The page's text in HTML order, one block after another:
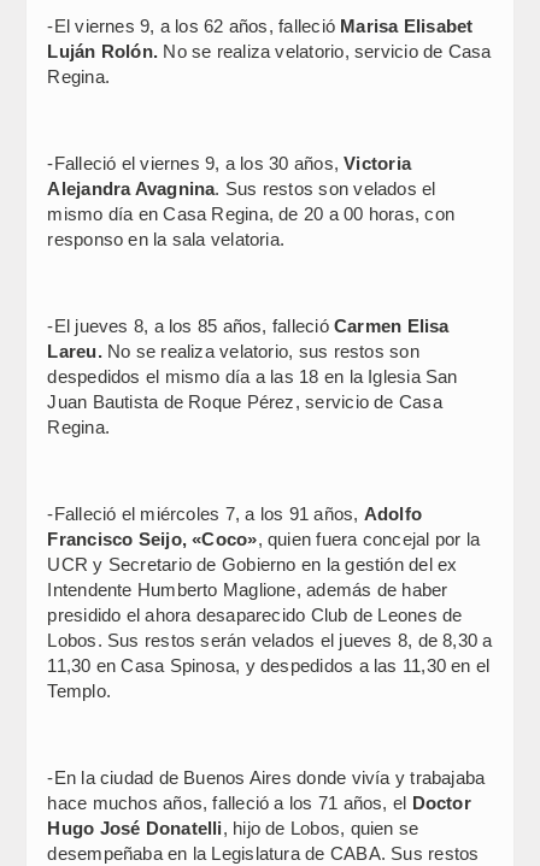
-El viernes 9, a los 62 años, falleció Marisa Elisabet
Luján Rolón. No se realiza velatorio, servicio de Casa
Regina.
-Falleció el viernes 9, a los 30 años,Victoria
Alejandra Avagnina. Sus restos son velados el
mismo día en Casa Regina, de 20 a 00 horas, con
responso en la sala velatoria.
-El jueves 8, a los 85 años, falleció Carmen Elisa
Lareu.No se realiza velatorio, sus restos son
despedidos el mismo día a las 18 en la Iglesia San
Juan Bautista de Roque Pérez, servicio de Casa
Regina.
-Falleció el miércoles 7, a los 91 años, Adolfo
Francisco Seijo, «Coco», quien fuera concejal por la
UCR y Secretario de Gobierno en la gestión del ex
Intendente Humberto Maglione, además de haber
presidido el ahora desaparecido Club de Leones de
Lobos. Sus restos serán velados el jueves 8, de 8,30 a
11,30 en Casa Spinosa, y despedidos a las 11,30 en el
Templo.
-En la ciudad de Buenos Aires donde vivía y trabajaba
hace muchos años, falleció a los 71 años, el Doctor
Hugo José Donatelli, hijo de Lobos, quien se
desempeñaba en la Legislatura de CABA. Sus restos